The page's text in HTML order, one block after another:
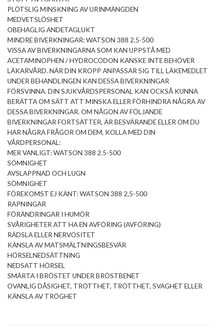
PLÖTSLIG MINSKNING AV URINMÄNGDEN
MEDVETSLÖSHET
OBEHAGLIG ANDETAGLUKT
MINDRE BIVERKNINGAR: WATSON 388 2,5-500
VISSA AV BIVERKNINGARNA SOM KAN UPPSTÅ MED
ACETAMINOPHEN / HYDROCODON KANSKE INTE BEHÖVER
LÄKARVÅRD. NÄR DIN KROPP ANPASSAR SIG TILL LÄKEMEDLET
UNDER BEHANDLINGEN KAN DESSA BIVERKNINGAR
FÖRSVINNA. DIN SJUKVÅRDSPERSONAL KAN OCKSÅ KUNNA
BERÄTTA OM SÄTT ATT MINSKA ELLER FÖRHINDRA NÅGRA AV
DESSA BIVERKNINGAR. OM NÅGON AV FÖLJANDE
BIVERKNINGAR FORTSÄTTER, ÄR BESVÄRANDE ELLER OM DU
HAR NÅGRA FRÅGOR OM DEM, KOLLA MED DIN
VÅRDPERSONAL:
MER VANLIGT: ​​WATSON 388 2.5-500
SÖMNIGHET
AVSLAPPNAD OCH LUGN
SÖMNIGHET
FÖREKOMST EJ KÄNT: WATSON 388 2,5-500
RAPNINGAR
FÖRÄNDRINGAR I HUMÖR
SVÅRIGHETER ATT HA EN AVFÖRING (AVFÖRING)
RÄDSLA ELLER NERVOSITET
KÄNSLA AV MATSMÄLTNINGSBESVÄR
HÖRSELNEDSÄTTNING
NEDSATT HÖRSEL
SMÄRTA I BRÖSTET UNDER BRÖSTBENET
OVANLIG DÅSIGHET, TRÖTTHET, TRÖTTHET, SVAGHET ELLER
KÄNSLA AV TRÖGHET